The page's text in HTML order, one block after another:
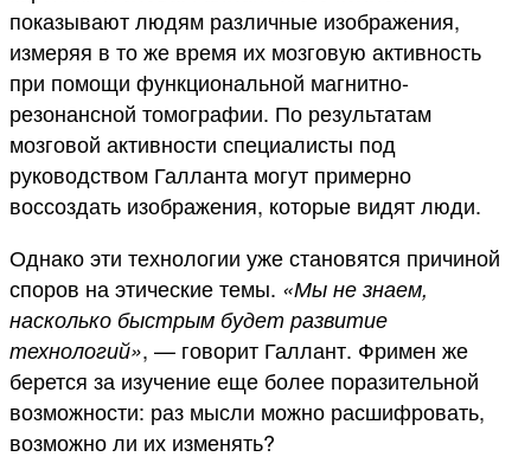
показывают людям различные изображения,
измеряя в то же время их мозговую активность
при помощи функциональной магнитно-
резонансной томографии. По результатам
мозговой активности специалисты под
руководством Галланта могут примерно
воссоздать изображения, которые видят люди.
Однако эти технологии уже становятся причиной
споров на этические темы. «Мы не знаем,
насколько быстрым будет развитие
технологий», — говорит Галлант. Фримен же
берется за изучение еще более поразительной
возможности: раз мысли можно расшифровать,
возможно ли их изменять?